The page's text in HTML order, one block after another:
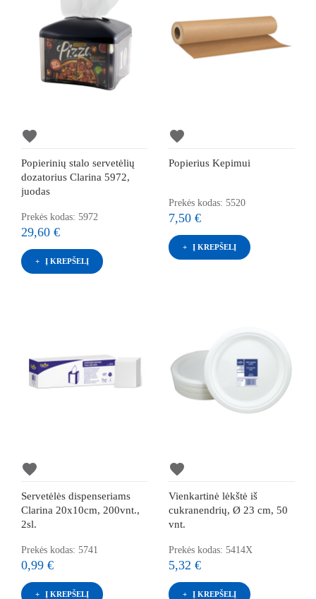
favorite
Popierinių stalo servetėlių
dozatorius Clarina 5972,
juodas
Prekės kodas: 5972
29,60 €
Į KREPŠELĮ
favorite
Popierius Kepimui
Prekės kodas: 5520
7,50 €
Į KREPŠELĮ
favorite
Servetėlės dispenseriams
Clarina 20x10cm, 200vnt.,
2sl.
Prekės kodas: 5741
0,99 €
Į KREPŠELĮ
favorite
Vienkartinė lėkštė iš
cukranendrių, Ø 23 cm, 50
vnt.
Prekės kodas: 5414X
5,32 €
Į KREPŠELĮ